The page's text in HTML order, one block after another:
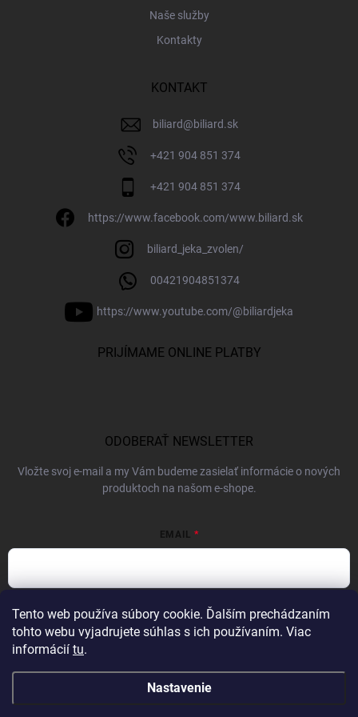
Tento web používa súbory cookie. Ďalším prechádzaním
tohto webu vyjadrujete súhlas s ich používaním. Viac
informácií tu.
Nastavenie
Naše služby
Kontakty
KONTAKT
biliard@biliard.sk
+421 904 851 374
+421 904 851 374
https://www.facebook.com/www.biliard.sk
biliard_jeka_zvolen/
00421904851374
https://www.youtube.com/@biliardjeka
PRIJÍMAME ONLINE PLATBY
ODOBERAŤ NEWSLETTER
Vložte svoj e-mail a my Vám budeme zasielať informácie o nových
produktoch na našom e-shope.
EMAIL
Vložením e-mailu súhlasíte spodmienkami ochrany osobných údajov